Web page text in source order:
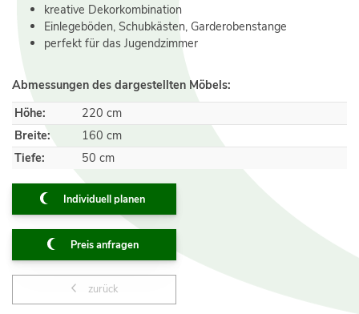
kreative Dekorkombination
Einlegeböden, Schubkästen, Garderobenstange
perfekt für das Jugendzimmer
Abmessungen des dargestellten Möbels:
Höhe:
220 cm
Breite:
160 cm
Tiefe:
50 cm
Individuell planen
Preis anfragen
zurück